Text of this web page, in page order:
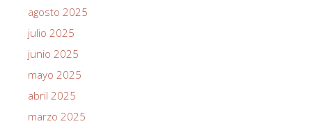
agosto 2025
julio 2025
junio 2025
mayo 2025
abril 2025
marzo 2025